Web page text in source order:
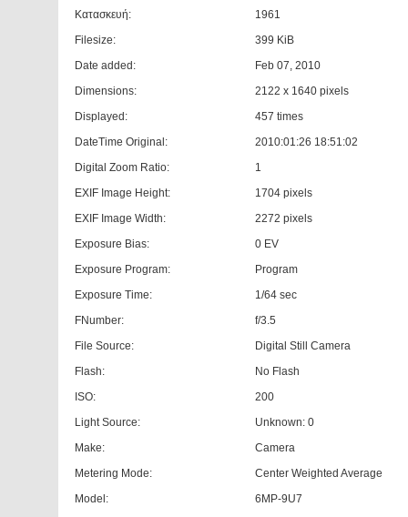
Κατασκευή:
1961
Filesize:
399 KiB
Date added:
Feb 07, 2010
Dimensions:
2122 x 1640 pixels
Displayed:
457 times
DateTime Original:
2010:01:26 18:51:02
Digital Zoom Ratio:
1
EXIF Image Height:
1704 pixels
EXIF Image Width:
2272 pixels
Exposure Bias:
0 EV
Exposure Program:
Program
Exposure Time:
1/64 sec
FNumber:
f/3.5
File Source:
Digital Still Camera
Flash:
No Flash
ISO:
200
Light Source:
Unknown: 0
Make:
Camera
Metering Mode:
Center Weighted Average
Model:
6MP-9U7